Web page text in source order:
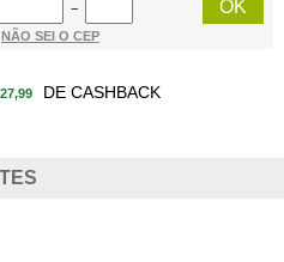
−
NÃO SEI O CEP
DE CASHBACK